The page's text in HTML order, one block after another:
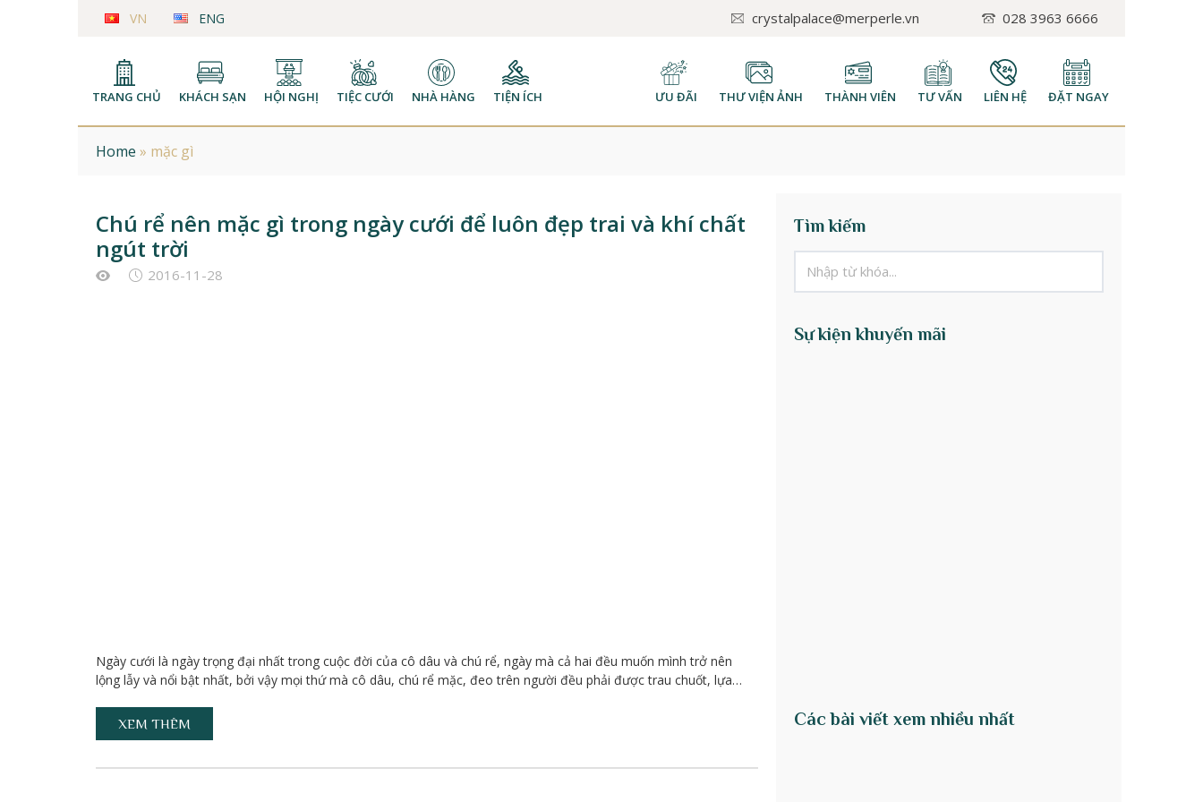
VN ENG crystalpalace@merperle.vn 028 3963 6666
TRANG CHỦ KHÁCH SẠN HỘI NGHỊ TIỆC CƯỚI NHÀ HÀNG TIỆN ÍCH ƯU ĐÃI THƯ VIỆN ẢNH THÀNH VIÊN TƯ VẤN LIÊN HỆ ĐẶT NGAY
Home » mặc gì
Chú rể nên mặc gì trong ngày cưới để luôn đẹp trai và khí chất
ngút trời
2016-11-28
Ngày cưới là ngày trọng đại nhất trong cuộc đời của cô dâu và chú rể, ngày mà cả hai đều muốn mình trở nên
lộng lẫy và nổi bật nhất, bởi vậy mọi thứ mà cô dâu, chú rể mặc, đeo trên người đều phải được trau chuốt, lựa…
XEM THÊM
Tìm kiếm
Sự kiện khuyến mãi
Các bài viết xem nhiều nhất